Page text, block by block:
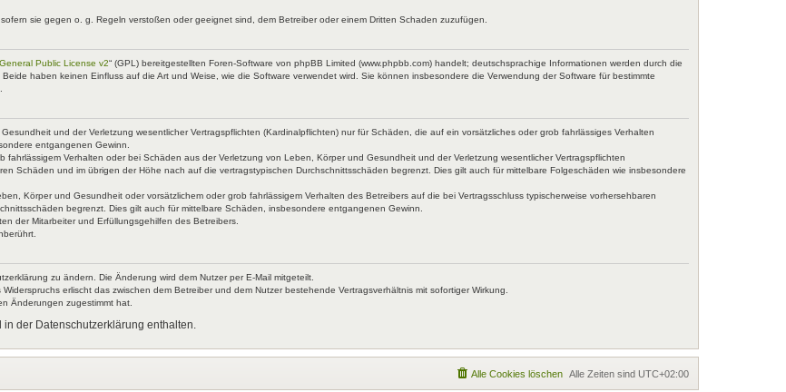
sie gegen o. g. Regeln verstoßen oder geeignet sind, dem Betreiber oder einem Dritten Schaden zuzufügen.
Public License v2“ (GPL) bereitgestellten Foren-Software von phpBB Limited (www.phpbb.com) handelt; deutschsprachige Informationen werden durch die
haben keinen Einfluss auf die Art und Weise, wie die Software verwendet wird. Sie können insbesondere die Verwendung der Software für bestimmte
und der Verletzung wesentlicher Vertragspflichten (Kardinalpflichten) nur für Schäden, die auf ein vorsätzliches oder grob fahrlässiges Verhalten
entgangenen Gewinn.
Verhalten oder bei Schäden aus der Verletzung von Leben, Körper und Gesundheit und der Verletzung wesentlicher Vertragspflichten
Schäden und im übrigen der Höhe nach auf die vertragstypischen Durchschnittsschäden begrenzt. Dies gilt auch für mittelbare Folgeschäden wie insbesondere
Körper und Gesundheit oder vorsätzlichem oder grob fahrlässigem Verhalten des Betreibers auf die bei Vertragsschluss typischerweise vorhersehbaren
begrenzt. Dies gilt auch für mittelbare Schäden, insbesondere entgangenen Gewinn.
der Mitarbeiter und Erfüllungsgehilfen des Betreibers.
zu ändern. Die Änderung wird dem Nutzer per E-Mail mitgeteilt.
erlischt das zwischen dem Betreiber und dem Nutzer bestehende Vertragsverhältnis mit sofortiger Wirkung.
Änderungen zugestimmt hat.
der Datenschutzerklärung enthalten.
Alle Zeiten sind UTC+02:00
Alle Cookies löschen